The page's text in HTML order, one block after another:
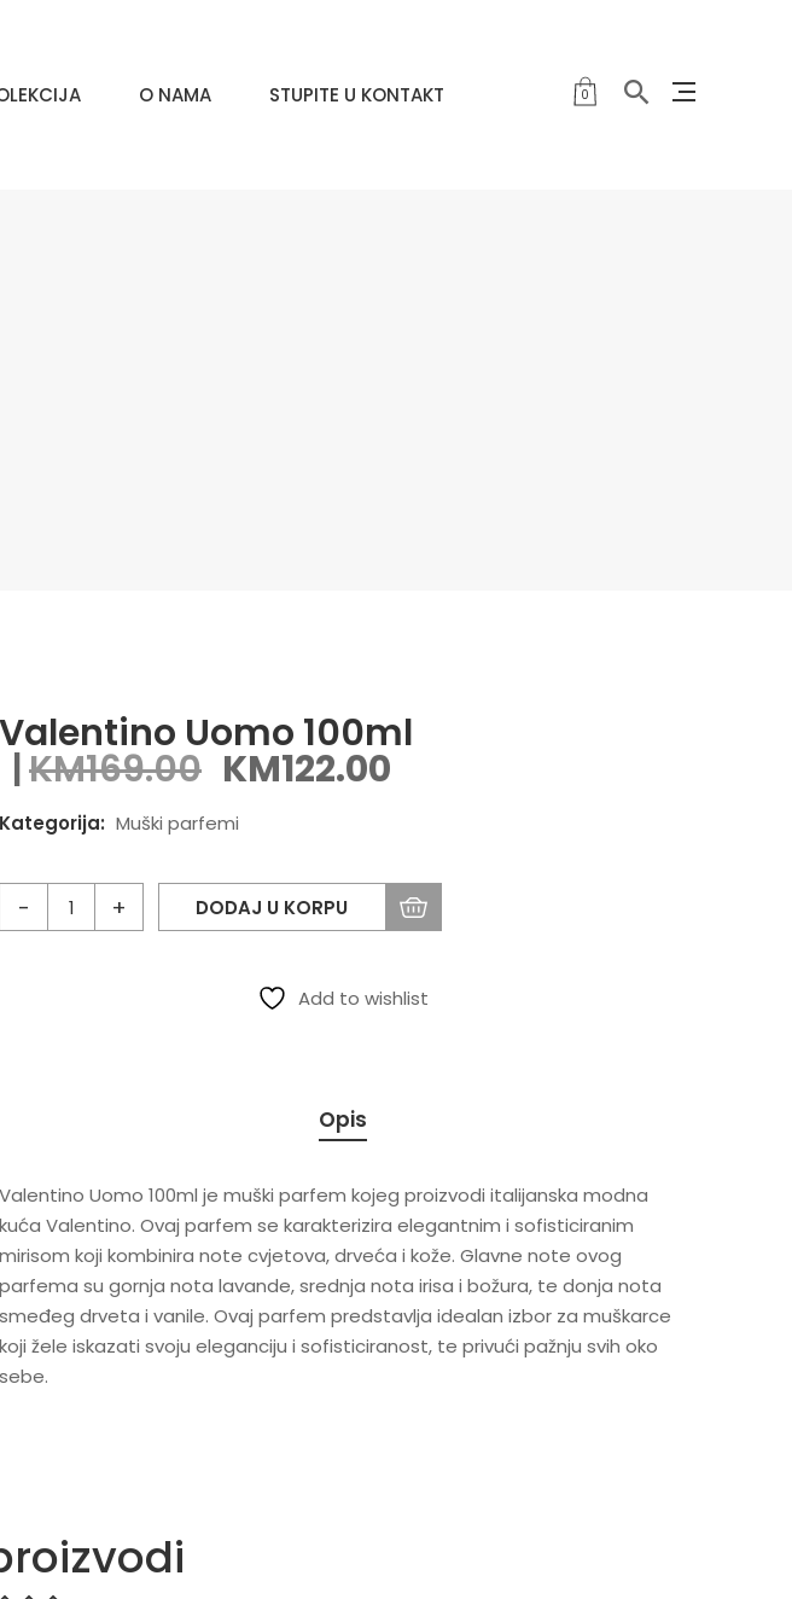
O NAMA STUPITE U KONTAKT 0
Valentino Uomo 100ml
KM169.00 KM122.00
Kategorija: Muški parfemi
DODAJ U KORPU
Add to wishlist
Opis
Valentino Uomo 100ml je muški parfem kojeg proizvodi italijanska modna
kuća Valentino. Ovaj parfem se karakterizira elegantnim i sofisticiranim
mirisom koji kombinira note cvjetova, drveća i kože. Glavne note ovog
parfema su gornja nota lavande, srednja nota irisa i božura, te donja nota
smeđeg drveta i vanile. Ovaj parfem predstavlja idealan izbor za muškarce
koji žele iskazati svoju eleganciju i sofisticiranost, te privući pažnju svih oko
sebe.